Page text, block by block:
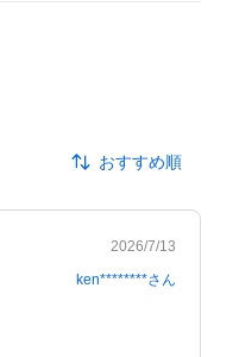
おすすめ順
2026/7/13
ken********さん